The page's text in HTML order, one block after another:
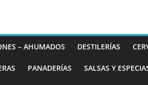
– AHUMADOS DESTILERÍAS
PANADERÍAS SALSAS Y